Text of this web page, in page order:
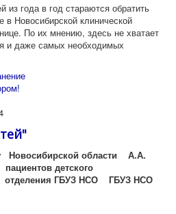
из года в год стараются обратить
в Новосибирской клинической
По их мнению, здесь не хватает
и даже самых необходимых
Новосибирской области А.А.
пациентов детского
отделения ГБУЗ НСО ГБУЗ НСО